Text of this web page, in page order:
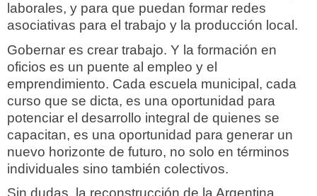
laborales, y para que puedan formar redes
asociativas para el trabajo y la producción local.
Gobernar es crear trabajo. Y la formación en
oficios es un puente al empleo y el
emprendimiento. Cada escuela municipal, cada
curso que se dicta, es una oportunidad para
potenciar el desarrollo integral de quienes se
capacitan, es una oportunidad para generar un
nuevo horizonte de futuro, no solo en términos
individuales sino también colectivos.